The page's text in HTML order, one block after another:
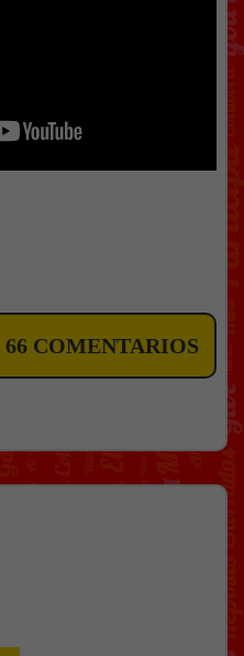
66 COMENTARIOS